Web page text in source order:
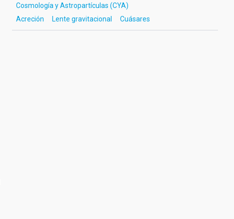
Cosmología y Astropartículas (CYA)
Acreción
Lente gravitacional Cuásares